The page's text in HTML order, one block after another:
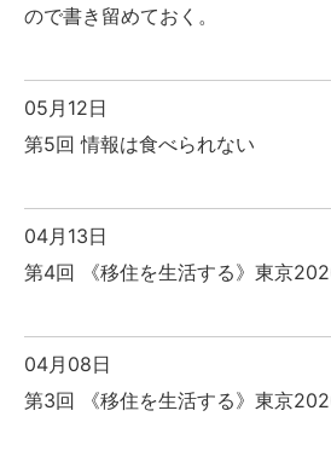
ので書き留めておく。
05月12日
第5回 情報は食べられない
04月13日
第4回 《移住を生活する》東京
04月08日
第3回 《移住を生活する》東京